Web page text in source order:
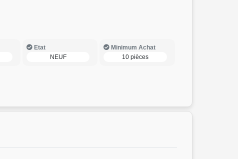
Etat
NEUF
Minimum Achat
10 pièces